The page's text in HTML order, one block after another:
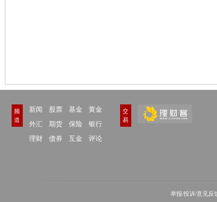
频
道
新闻 股票 基金
黄金
外汇
期货 保险
银行
理财
债券 互金 评论
交
易
举报/投诉/意见反